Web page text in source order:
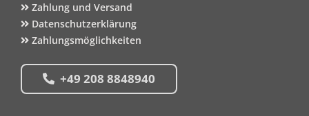
Zahlung und Versand
Datenschutzerklärung
Zahlungsmöglichkeiten
+49 208 8848940